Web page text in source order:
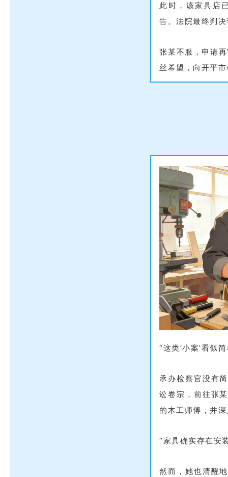
此时，该家具店
告。法院最终判
张某不服，申请
丝希望，向开平
“这类‘小案’看似
承办检察官没有
讼卷宗，前往张
的木工师傅，并
“家具确实存在安
然而，她也清醒